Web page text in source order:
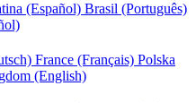
(Español) Brasil (Português)
France (Français) Polska
(English)